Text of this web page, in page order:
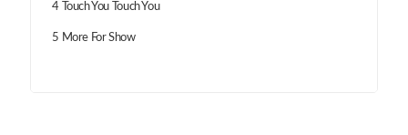
4 Touch You Touch You
5 More For Show